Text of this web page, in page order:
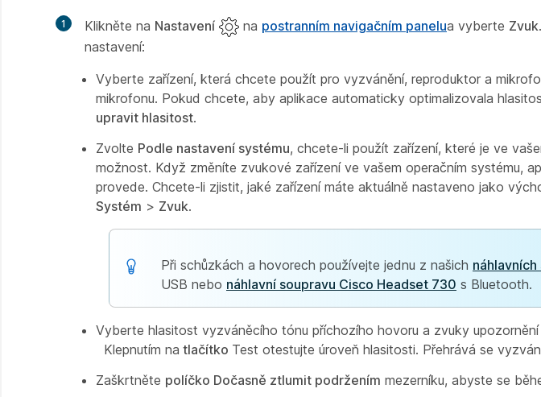
1 Klikněte na Nastavení na postranním navigačním panelua vyberte Zvuk
nastavení:
Vyberte zařízení, která chcete použít pro vyzvánění, reproduktor a
mikrofonu. Pokud chcete, aby aplikace automaticky optimalizovala
upravit hlasitost.
Zvolte Podle nastavení systému, chcete-li použít zařízení, které je ve
možnost. Když změníte zvukové zařízení ve vašem operačním systému,
provede. Chcete-li zjistit, jaké zařízení máte aktuálně nastaveno jako
Systém > Zvuk.
Při schůzkách a hovorech používejte jednu z našich
USB nebo náhlavní soupravu Cisco Headset 730 s Bluetooth.
Vyberte hlasitost vyzváněcího tónu příchozího hovoru a zvuky
Klepnutím na tlačítko Test otestujte úroveň hlasitosti. Přehrává se
Zaškrtněte políčko Dočasně ztlumit podržením mezerníku, abyste se